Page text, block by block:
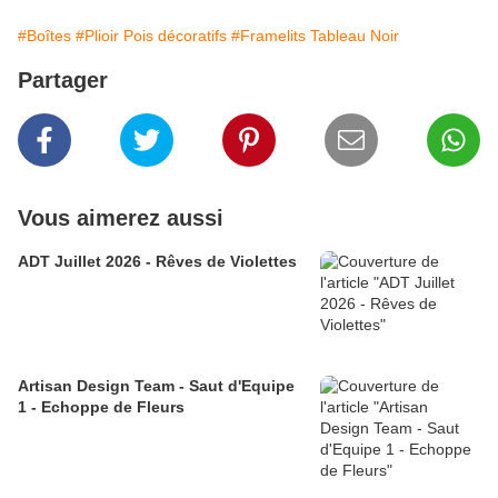
#Boîtes #Plioir Pois décoratifs #Framelits Tableau Noir
Partager
Vous aimerez aussi
ADT Juillet 2026 - Rêves de Violettes
Artisan Design Team - Saut d'Equipe
1 - Echoppe de Fleurs